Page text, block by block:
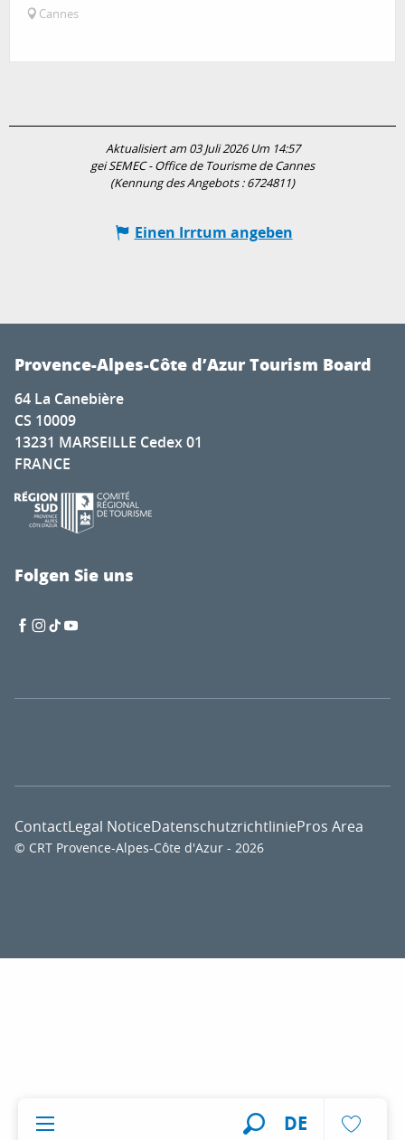
DE
Cannes
Aktualisiert am 03 Juli 2026 Um 14:57
gei SEMEC - Office de Tourisme de Cannes
(Kennung des Angebots :6724811)
Einen Irrtum angeben
Provence-Alpes-Côte d’Azur Tourism Board
64 La Canebière
CS 10009
13231 MARSEILLE Cedex 01
FRANCE
Folgen Sie uns
© CRT Provence-Alpes-Côte d'Azur - 2026
ContactLegal NoticeDatenschutzrichtliniePros Area